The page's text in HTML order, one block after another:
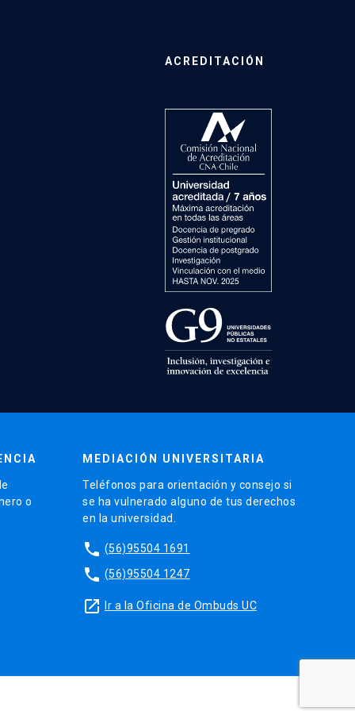
ACREDITACIÓN
o
MEDIACIÓN UNIVERSITARIA
Teléfonos para orientación y consejo si
se ha vulnerado alguno de tus derechos
en la universidad.
phone (56)95504 1691
phone (56)95504 1247
launch Ir a la Oficina de Ombuds UC